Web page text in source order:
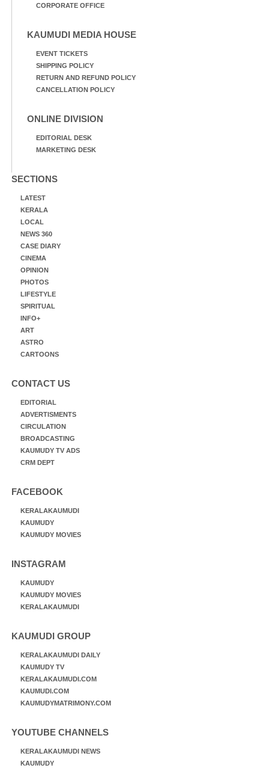
CORPORATE OFFICE
KAUMUDI MEDIA HOUSE
EVENT TICKETS
SHIPPING POLICY
RETURN AND REFUND POLICY
CANCELLATION POLICY
ONLINE DIVISION
EDITORIAL DESK
MARKETING DESK
SECTIONS
LATEST
KERALA
LOCAL
NEWS 360
CASE DIARY
CINEMA
OPINION
PHOTOS
LIFESTYLE
SPIRITUAL
INFO+
ART
ASTRO
CARTOONS
CONTACT US
EDITORIAL
ADVERTISMENTS
CIRCULATION
BROADCASTING
KAUMUDY TV ADS
CRM DEPT
FACEBOOK
KERALAKAUMUDI
KAUMUDY
KAUMUDY MOVIES
INSTAGRAM
KAUMUDY
KAUMUDY MOVIES
KERALAKAUMUDI
KAUMUDI GROUP
KERALAKAUMUDI DAILY
KAUMUDY TV
KERALAKAUMUDI.COM
KAUMUDI.COM
KAUMUDYMATRIMONY.COM
YOUTUBE CHANNELS
KERALAKAUMUDI NEWS
KAUMUDY